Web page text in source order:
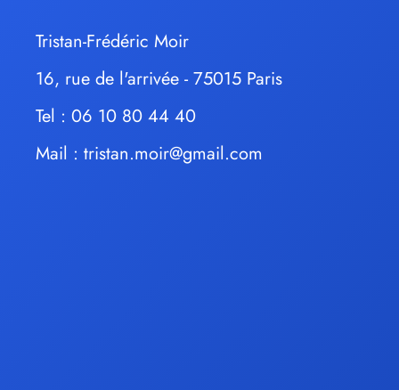
Tristan-Frédéric Moir
16, rue de l'arrivée - 75015 Paris
Tel : 06 10 80 44 40
Mail : tristan.moir@gmail.com